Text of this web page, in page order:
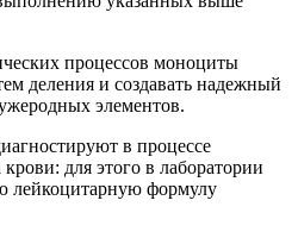
процессов моноциты
деления и создавать надежный
элементов.
в процессе
для этого в лаборатории
лейкоцитарную формулу